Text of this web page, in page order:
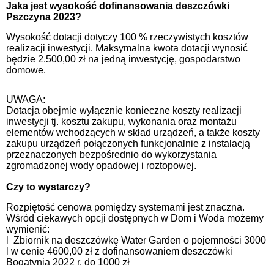
Jaka jest wysokość dofinansowania deszczówki
Pszczyna 2023?
Wysokość dotacji dotyczy 100 % rzeczywistych kosztów
realizacji inwestycji. Maksymalna kwota dotacji wynosić
będzie 2.500,00 zł na jedną inwestycję, gospodarstwo
domowe.
UWAGA:
Dotacja obejmie wyłącznie konieczne koszty realizacji
inwestycji tj. kosztu zakupu, wykonania oraz montażu
elementów wchodzących w skład urządzeń, a także koszty
zakupu urządzeń połączonych funkcjonalnie z instalacją
przeznaczonych bezpośrednio do wykorzystania
zgromadzonej wody opadowej i roztopowej.
Czy to wystarczy?
Rozpiętość cenowa pomiędzy systemami jest znaczna.
Wśród ciekawych opcji dostępnych w Dom i Woda możemy
wymienić:
l Zbiornik na deszczówkę Water Garden o pojemności 3000
l w cenie 4600,00 zł z dofinansowaniem deszczówki
Bogatynia 2022 r. do 1000 zł